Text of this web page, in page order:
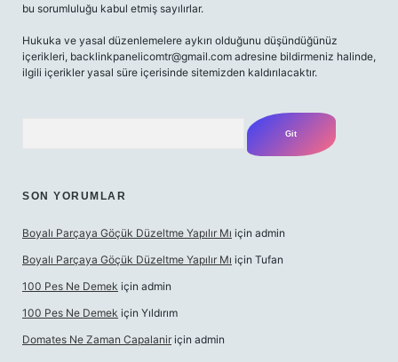
bu sorumluluğu kabul etmiş sayılırlar.
Hukuka ve yasal düzenlemelere aykırı olduğunu düşündüğünüz
içerikleri, backlinkpanelicomtr@gmail.com adresine bildirmeniz halinde,
ilgili içerikler yasal süre içerisinde sitemizden kaldırılacaktır.
SON YORUMLAR
Boyalı Parçaya Göçük Düzeltme Yapılır Mı için admin
Boyalı Parçaya Göçük Düzeltme Yapılır Mı için Tufan
100 Pes Ne Demek için admin
100 Pes Ne Demek için Yıldırım
Domates Ne Zaman Capalanir için admin